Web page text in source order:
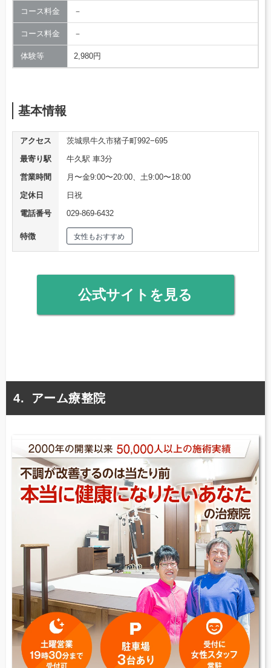
コース料金 －
コース料金 －
体験等 2,980円
基本情報
アクセス
茨城県牛久市猪子町992−695
最寄り駅
牛久駅 車3分
営業時間
月〜金9:00〜20:00、土9:00〜18:00
定休日
日祝
電話番号
029-869-6432
特徴 女性もおすすめ
公式サイトを見る
アーム療整院